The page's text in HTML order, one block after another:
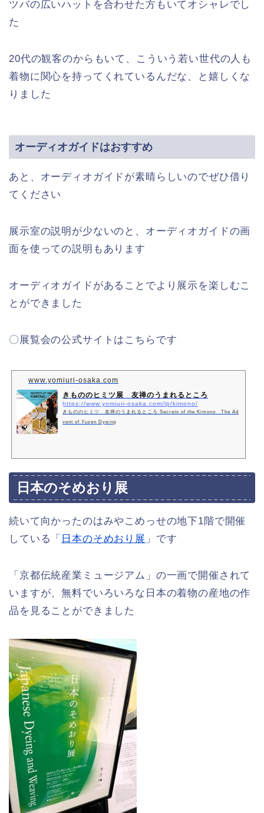
ツバの広いハットを合わせた方もいてオシャレでし
た
20代の観客のからもいて、こういう若い世代の人も
着物に関心を持ってくれているんだな、と嬉しくな
りました
オーディオガイドはおすすめ
あと、オーディオガイドが素晴らしいのでぜひ借り
てください
展示室の説明が少ないのと、オーディオガイドの画
面を使っての説明もあります
オーディオガイドがあることでより展示を楽しむこ
とができました
〇展覧会の公式サイトはこちらです
www.yomiuri-osaka.com
きもののヒミツ展 友禅のうまれるところ
https://www.yomiuri-osaka.com/lp/kimono/
きもののヒミツ 友禅のうまれるところ Secrets of the Kimono The Ad
vent of Yuzen Dyeing
日本のそめおり展
続いて向かったのはみやこめっせの地下1階で開催
している「 日本のそめおり展 」です
「京都伝統産業ミュージアム」の一画で開催されて
いますが、無料でいろいろな日本の着物の産地の作
品を見ることができました